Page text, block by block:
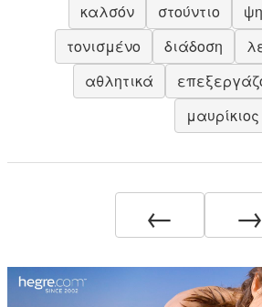
καλσόν
στούντιο
τονισμένο
διάδοση
αθλητικά
μαυρίκιος
← →